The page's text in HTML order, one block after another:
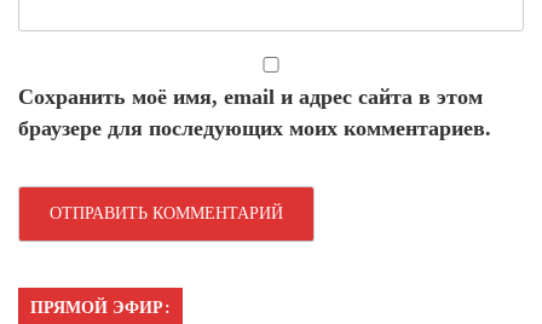
Сохранить моё имя, email и адрес сайта в этом
браузере для последующих моих комментариев.
ПРЯМОЙ ЭФИР: